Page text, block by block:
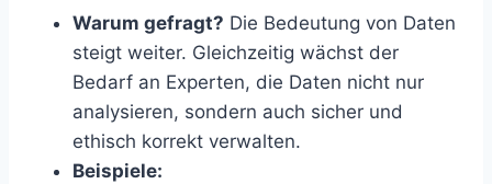
Warum gefragt? Die Bedeutung von Daten
steigt weiter. Gleichzeitig wächst der
Bedarf an Experten, die Daten nicht nur
analysieren, sondern auch sicher und
ethisch korrekt verwalten.
Beispiele: